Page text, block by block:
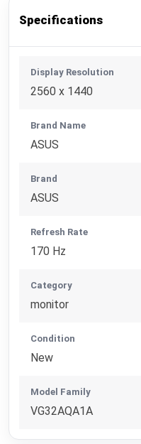
Specifications
Display Resolution
2560 x 1440
Brand Name
ASUS
Brand
ASUS
Refresh Rate
170 Hz
Category
monitor
Condition
New
Model Family
VG32AQA1A